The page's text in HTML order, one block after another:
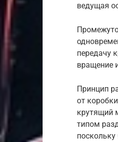
ведущая
передачу
вращение
Принцип
от
крутящий
типом